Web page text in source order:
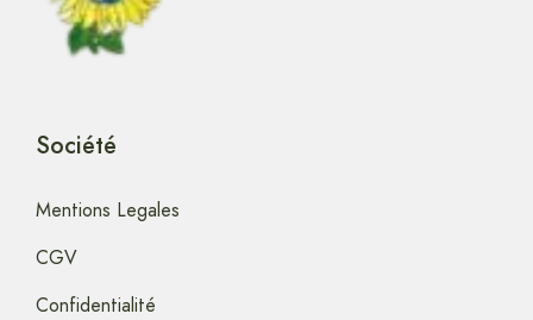
Société
Mentions Legales
CGV
Confidentialité